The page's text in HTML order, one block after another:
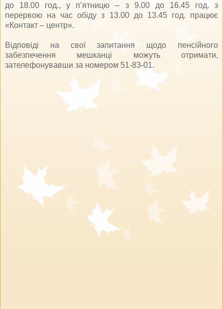
до 18.00 год., у п’ятницю – з 9.00 до 16.45 год. з
перервою на час обіду з 13.00 до 13.45 год. працює
«Контакт – центр».
Відповіді на свої запитання щодо пенсійного
забезпечення мешканці можуть отримати,
зателефонувавши за номером 51-83-01.